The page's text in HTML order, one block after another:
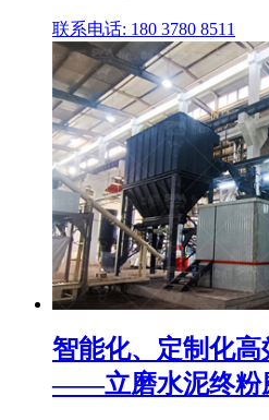
联系电话: 180 3780 8511
智能化、定制化
——立磨水泥终粉